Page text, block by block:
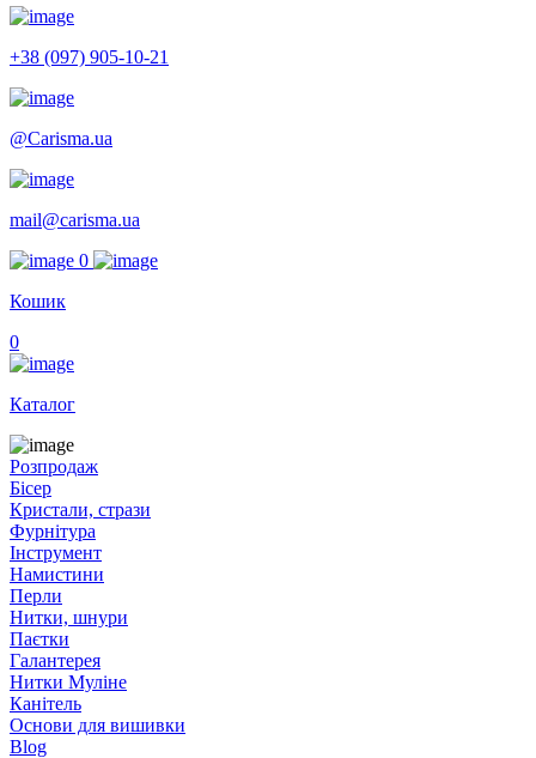
+38 (097) 905-10-21
@Carisma.ua
mail@carisma.ua
0
Кошик
0
Каталог
Розпродаж
Бісер
Кристали, стрази
Фурнітура
Інструмент
Намистини
Перли
Нитки, шнури
Паєтки
Галантерея
Нитки Муліне
Канітель
Основи для вишивки
Blog